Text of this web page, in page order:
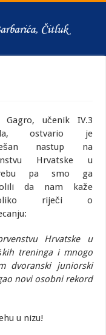
Gagro, učenik IV.3
ostvario je
nastup na
Hrvatske u
pa smo ga
da nam kaže
riječi o
Hrvatske u
treninga i mnogo
dvoranski juniorski
novi osobni rekord
u nizu!